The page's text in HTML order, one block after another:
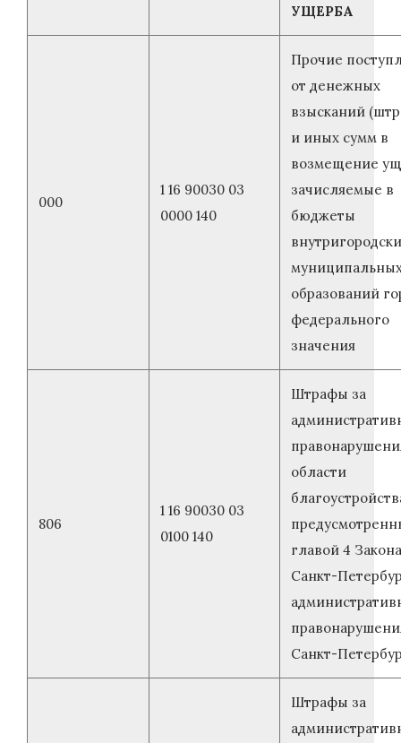
УЩЕРБА
000
1 16 90030 03
0000 140
Прочие
от денежных
взысканий
и иных сумм в
возмещение
зачисляемые в
бюджеты
образований
федерального
значения
806
1 16 90030 03
0100 140
Штрафы за
области
главой 4 Закона
Санкт-
Санкт-
Штрафы за